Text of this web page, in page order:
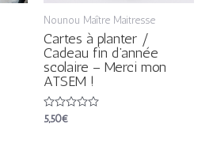
Nounou Maître Maitresse
Cartes à planter /
Cadeau fin d’année
scolaire – Merci mon
ATSEM !
Note
5,50€